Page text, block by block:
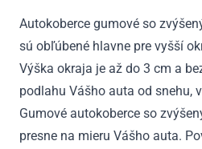
2001
-
2006
Autokoberce gumové so
sú obľúbené hlavne pre vyšší
Výška okraja je až do 3 cm a
podlahu Vášho auta od snehu,
Gumové autokoberce so
presne na mieru Vášho auta.